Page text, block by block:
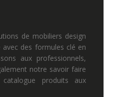
de mobiliers design
des formules clé en
aux professionnels,
notre savoir faire
produits aux